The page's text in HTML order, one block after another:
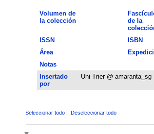
Volumen de
la colección
de la
ISSN ISBN
Área
Notas
Insertado
por
Uni-Trier @ amaranta_sg
Seleccionar todo Deseleccionar todo